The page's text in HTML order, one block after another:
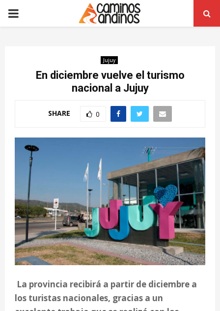
PRIMARY
Jujuy
En diciembre vuelve el turismo
nacional a Jujuy
SHARE 0
La provincia recibirá a partir de diciembre a
los turistas nacionales, gracias a un